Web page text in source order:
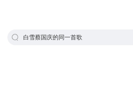
白雪蔡国庆的同一首歌